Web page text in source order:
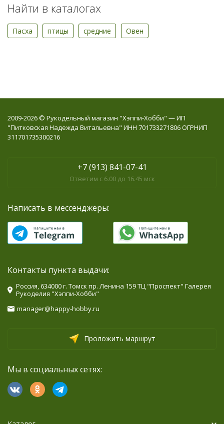
Найти в каталогах
Пасха птицы средние Овен
2009-2026 © Рукодельный магазин "Хэппи-Хобби" — ИП
"Питковская Надежда Витальевна" ИНН 701733271806 ОГРНИП
311701735300216
+7 (913) 841-07-41
Ответим с 6.00 до 16.45 мск
Написать в мессенджеры:
Контакты пункта выдачи:
Россия, 634000 г. Томск пр. Ленина 159 ТЦ "Проспект" Галерея
Рукоделия "Хэппи-Хобби"
manager@happy-hobby.ru
Проложить маршрут
Мы в социальных сетях: